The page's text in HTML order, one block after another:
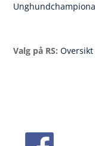
Valg på RS: Oversikt